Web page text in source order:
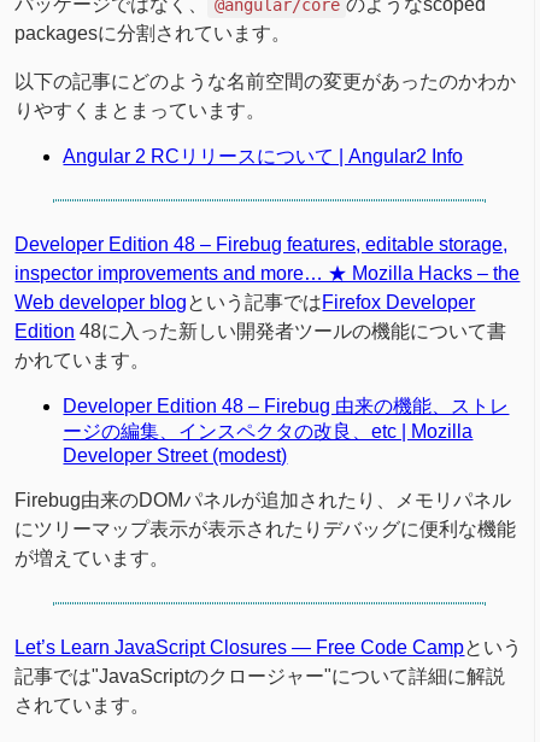
パッケージではなく、
@angular/core のようなscoped
packagesに分割されています。
以下の記事にどのような名前空間の変更があったのかわか
りやすくまとまっています。
Angular 2 RCリリースについて | Angular2 Info
Developer Edition 48 – Firebug features, editable storage,
inspector improvements and more… ★ Mozilla Hacks – the
Web developer blogという記事ではFirefox Developer
Edition 48に入った新しい開発者ツールの機能について書
かれています。
Developer Edition 48 – Firebug 由来の機能、ストレ
ージの編集、インスペクタの改良、etc | Mozilla
Developer Street (modest)
Firebug由来のDOMパネルが追加されたり、メモリパネル
にツリーマップ表示が表示されたりデバッグに便利な機能
が増えています。
Let’s Learn JavaScript Closures — Free Code Campという
記事では"JavaScriptのクロージャー"について詳細に解説
されています。